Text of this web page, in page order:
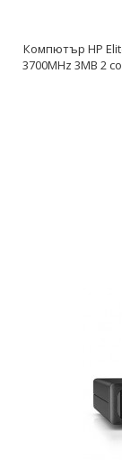
Компютър HP
3700MHz 3MB 2